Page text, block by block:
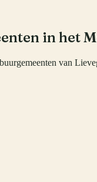
in het
van